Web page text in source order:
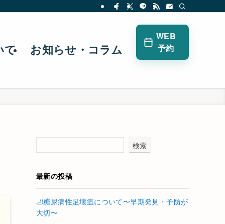
て お知らせ・コラム
WEB
予約
検索
最新の投稿
🦶糖尿病性足壊疽について〜早期発見・予防が
大切〜